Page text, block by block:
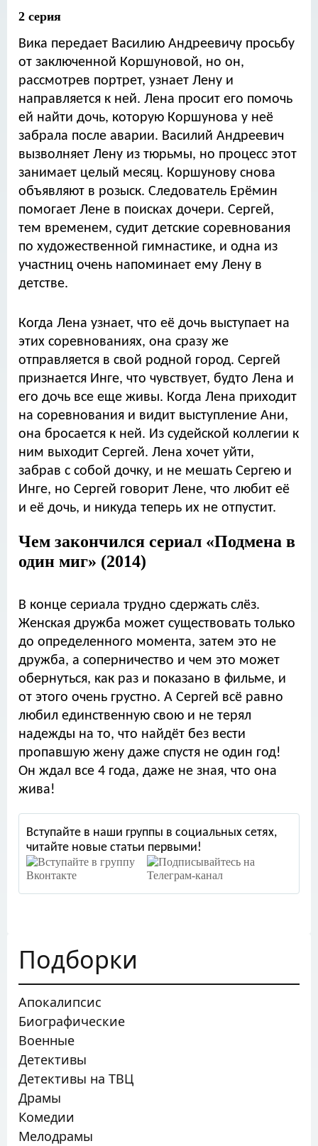
2 серия
Вика передает Василию Андреевичу просьбу
от заключенной Коршуновой, но он,
рассмотрев портрет, узнает Лену и
направляется к ней. Лена просит его помочь
ей найти дочь, которую Коршунова у неё
забрала после аварии. Василий Андреевич
вызволняет Лену из тюрьмы, но процесс этот
занимает целый месяц. Коршунову снова
объявляют в розыск. Следователь Ерёмин
помогает Лене в поисках дочери. Сергей,
тем временем, судит детские соревнования
по художественной гимнастике, и одна из
участниц очень напоминает ему Лену в
детстве.
Когда Лена узнает, что её дочь выступает на
этих соревнованиях, она сразу же
отправляется в свой родной город. Сергей
признается Инге, что чувствует, будто Лена и
его дочь все еще живы. Когда Лена приходит
на соревнования и видит выступление Ани,
она бросается к ней. Из судейской коллегии к
ним выходит Сергей. Лена хочет уйти,
забрав с собой дочку, и не мешать Сергею и
Инге, но Сергей говорит Лене, что любит её
и её дочь, и никуда теперь их не отпустит.
Чем закончился сериал «Подмена в
один миг» (2014)
В конце сериала трудно сдержать слёз.
Женская дружба может существовать только
до определенного момента, затем это не
дружба, а соперничество и чем это может
обернуться, как раз и показано в фильме, и
от этого очень грустно. А Сергей всё равно
любил единственную свою и не терял
надежды на то, что найдёт без вести
пропавшую жену даже спустя не один год!
Он ждал все 4 года, даже не зная, что она
жива!
Вступайте в наши группы в социальных сетях,
читайте новые статьи первыми!
Подборки
Апокалипсис
Биографические
Военные
Детективы
Детективы на ТВЦ
Драмы
Комедии
Мелодрамы